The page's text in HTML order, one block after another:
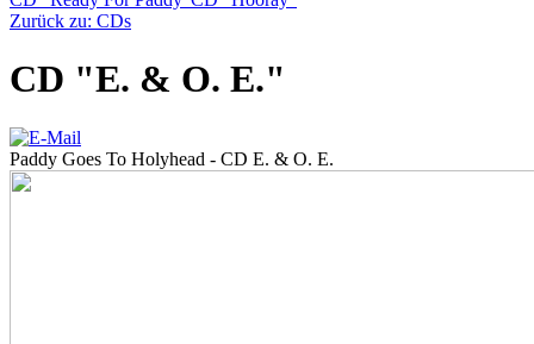
Zurück zu: CDs
CD "E. & O. E."
Paddy Goes To Holyhead - CD E. & O. E.